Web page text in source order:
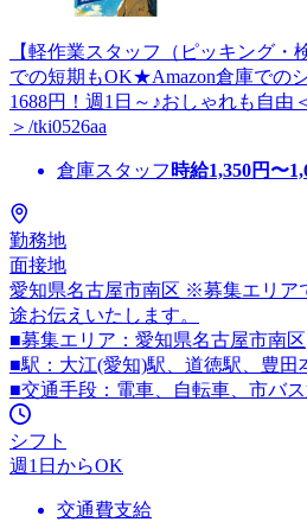
【軽作業スタッフ（ピッキング
での短期もOK★Amazon倉庫での
1688円！週1日～♪おしゃれも自由
＞/tki0526aa
倉庫スタッフ 時給1,350円〜
勤務地
面接地
愛知県名古屋市南区 ※募集エリア
途お伝えいたします。
■募集エリア：愛知県名古屋市南区
■駅：大江(愛知)駅、道徳駅、豊田
■交通手段：電車、自転車、市バ
シフト
週1日からOK
交通費支給